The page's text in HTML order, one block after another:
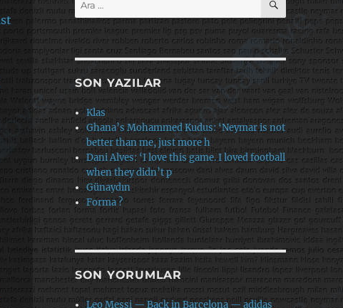
SON YAZILAR
Klas
Ghana’s Mohammed Kudus: ‘Neymar is not
better than me, just more h
Dani Alves: ‘I love this game. I loved football
when they didn’t p
Günaydın
Forma ?
SON YORUMLAR
Leo Messi — Back in Barcelona — adidas